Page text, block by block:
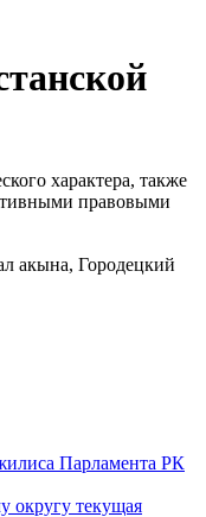
характера, также
правовыми
акына, Городецкий
Парламента РК
округу текущая